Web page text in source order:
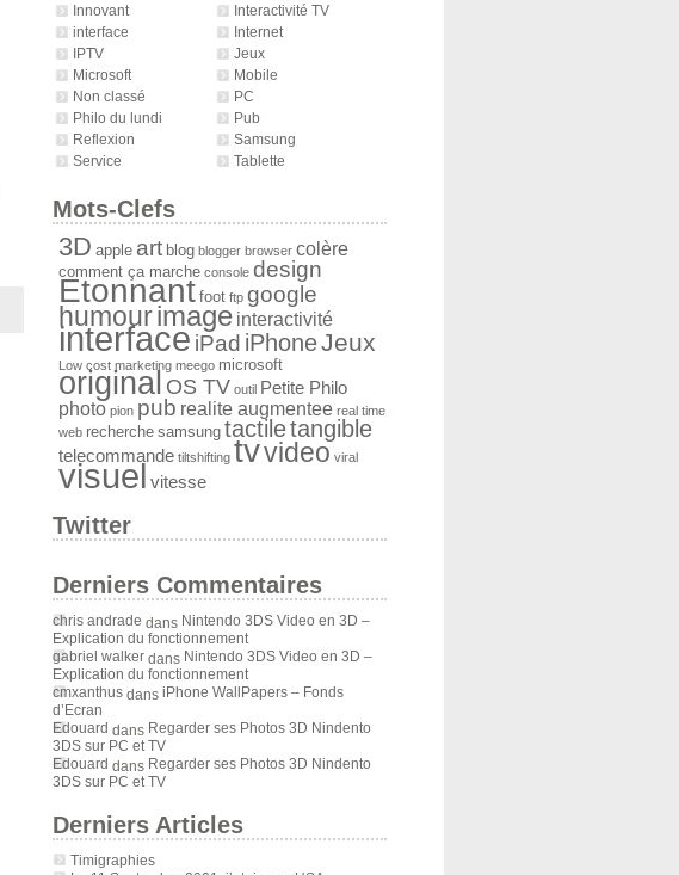
Innovant
Interactivité TV
interface
Internet
IPTV
Jeux
Microsoft
Mobile
Non classé
PC
Philo du lundi
Pub
Reflexion
Samsung
Service
Tablette
Mots-Clefs
3D apple art blog blogger browser colère
comment ça marche console design
Etonnant foot ftp google
humourimage interactivité
interface iPad iPhoneJeux
Low cost marketing meego microsoft
original OS TV outil Petite Philo
photo pion pub realite augmentee real time
web recherche samsung tactiletangible
telecommande tiltshifting tvvideo viral
visuel vitesse
Twitter
Derniers Commentaires
chris andrade dans Nintendo 3DS Video en 3D –
Explication du fonctionnement
gabriel walkerdans Nintendo 3DS Video en 3D –
Explication du fonctionnement
cmxanthusdans iPhone WallPapers – Fonds
d’Ecran
Edouard dans Regarder ses Photos 3D Nindento
3DS sur PC et TV
Edouard dans Regarder ses Photos 3D Nindento
3DS sur PC et TV
Derniers Articles
Timigraphies